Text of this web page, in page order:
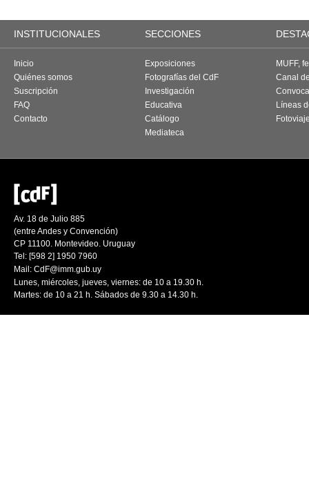
INSTITUCIONALES SECCIONES
Inicio
Quiénes somos
Suscripción
FAQ
Contacto
Exposiciones
Fotografías del CdF
Investigación
Educativa
Catálogo
Mediateca
MUFF,
Canal
Líneas
Av. 18 de Julio 885
(entre Andes y Convención)
CP 11100. Montevideo. Uruguay
Tel: [598 2] 1950 7960
Mail: CdF@imm.gub.uy
Lunes, miércoles, jueves, viernes: de 10 a 19.30 h.
Martes: de 10 a 21 h. Sábados de 9.30 a 14.30 h.